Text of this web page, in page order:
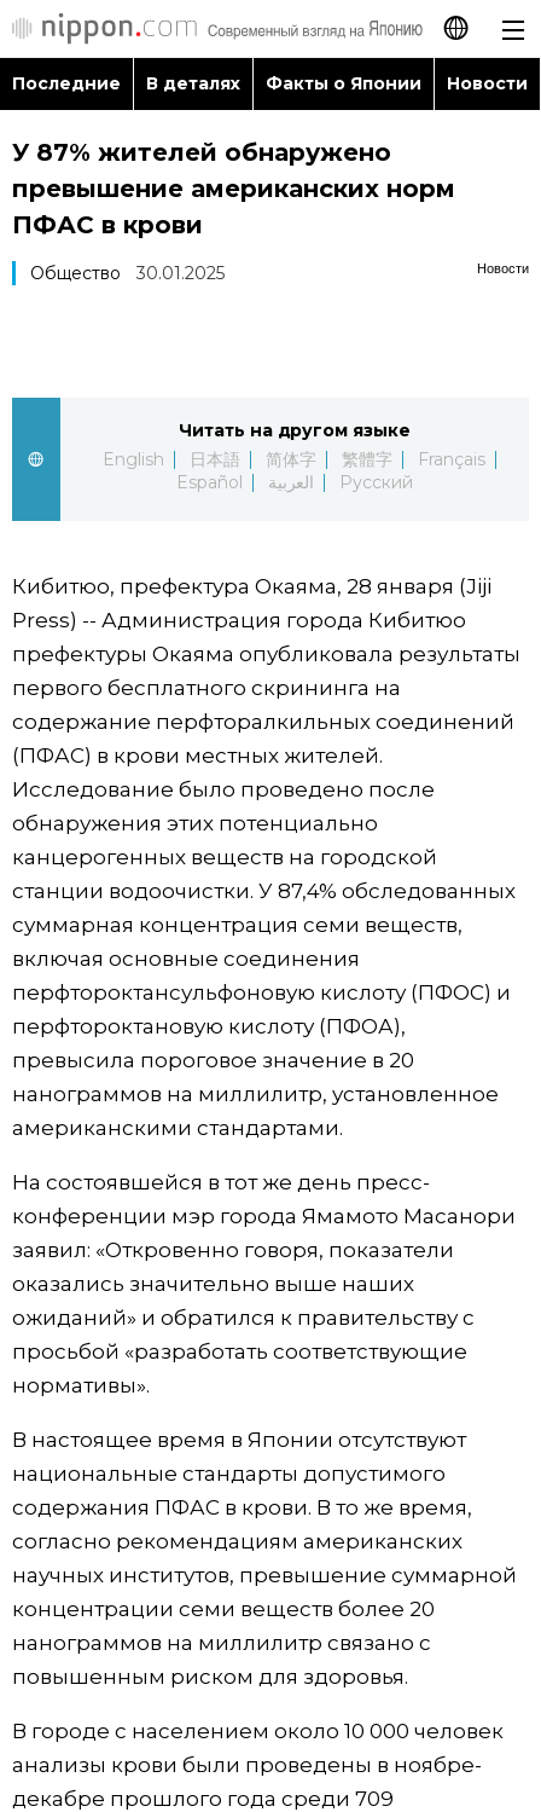
日本語
English
العربية
Последние
Фото/Видео
Разделы
Люди
Блог
Политика
Экономика
Общество
Культура
Жизнь
Технологии
Токио
От редакции
Популярные статьи
Японский язык
Японский калейдоскоп
Семья
Еда и напитки
official SNS
Последние В деталях Факты о Японии Новости
У 87% жителей обнаружено
превышение американских норм
ПФАС в крови
Новости
Общество 30.01.2025
Читать на другом языке
English
日本語 简体字 繁體字
Français
Español
العربية Русский
Кибитюо, префектура Окаяма, 28 января (Jiji
Press) -- Администрация города Кибитюо
префектуры Окаяма опубликовала результаты
первого бесплатного скрининга на
содержание перфторалкильных соединений
(ПФАС) в крови местных жителей.
Исследование было проведено после
обнаружения этих потенциально
канцерогенных веществ на городской
станции водоочистки. У 87,4% обследованных
суммарная концентрация семи веществ,
включая основные соединения
перфтороктансульфоновую кислоту (ПФОС) и
перфтороктановую кислоту (ПФОА),
превысила пороговое значение в 20
нанограммов на миллилитр, установленное
американскими стандартами.
На состоявшейся в тот же день пресс-
конференции мэр города Ямамото Масанори
заявил: «Откровенно говоря, показатели
оказались значительно выше наших
ожиданий» и обратился к правительству с
просьбой «разработать соответствующие
нормативы».
В настоящее время в Японии отсутствуют
национальные стандарты допустимого
содержания ПФАС в крови. В то же время,
согласно рекомендациям американских
научных институтов, превышение суммарной
концентрации семи веществ более 20
нанограммов на миллилитр связано с
повышенным риском для здоровья.
В городе с населением около 10 000 человек
анализы крови были проведены в ноябре-
декабре прошлого года среди 709